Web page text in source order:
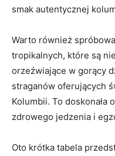
smak autentycznej
Warto również
tropikalnych, które są
⁤orzeźwiające w gorący
straganów oferujących
Kolumbii. To doskonała
zdrowego jedzenia i
Oto krótka tabela